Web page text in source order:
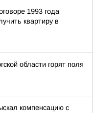
1993 года
квартиру в
области горят поля
компенсацию с